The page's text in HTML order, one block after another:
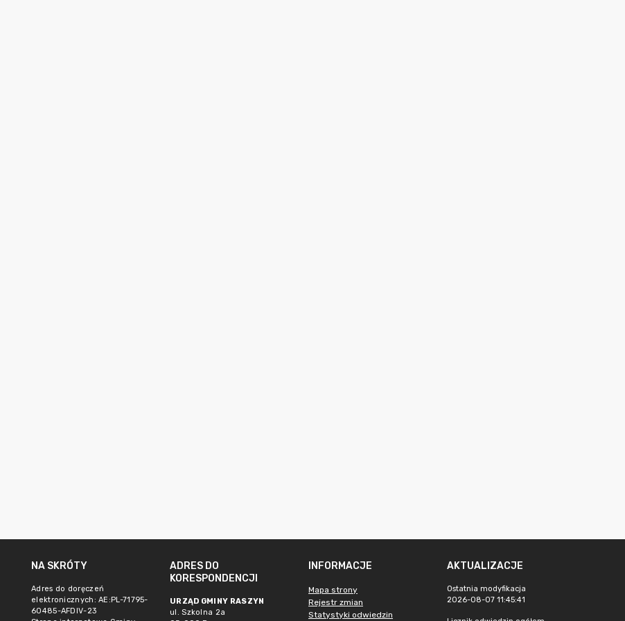
NA SKRÓTY
Adres do doręczeń
elektronicznych: AE:PL-71795-
60485-AFDIV-23
ADRES DO
KORESPONDENCJI
URZĄD GMINY RASZYN
ul. Szkolna 2a
INFORMACJE
Mapa strony
Rejestr zmian
Statystyki odwiedzin
AKTUALIZACJE
Ostatnia modyfikacja
2026-08-07 11:45:41